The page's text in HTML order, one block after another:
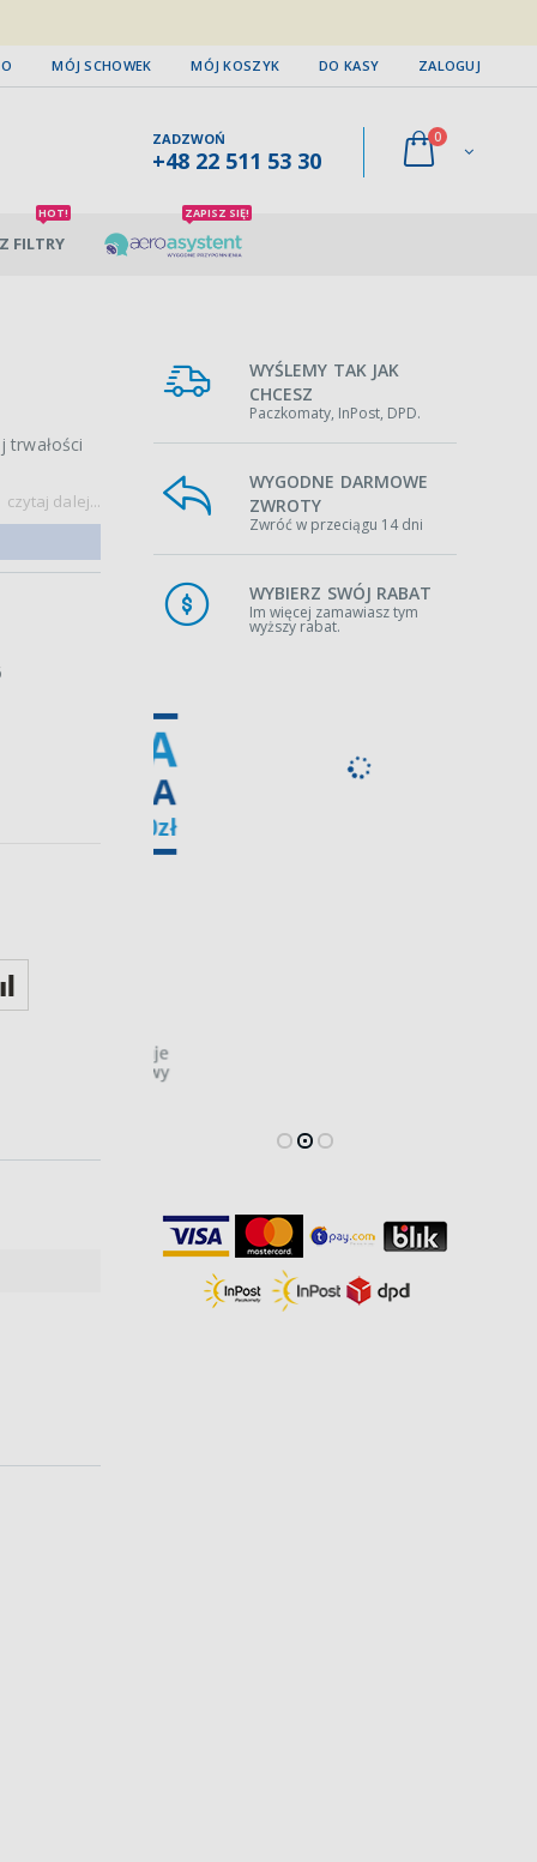
MÓJ SCHOWEK MÓJ KOSZYK DO KASY ZALOGUJ
ZADZWOŃ
+48 22 511 53 30
0
FILTRY
HOT! ZAPISZ SIĘ!
trwałości
czytaj dalej...
WYŚLEMY TAK JAK
CHCESZ
Paczkomaty, InPost, DPD.
WYGODNE DARMOWE
ZWROTY
Zwróć w przeciągu 14 dni
WYBIERZ SWÓJ RABAT
Im więcej zamawiasz tym
wyższy rabat.